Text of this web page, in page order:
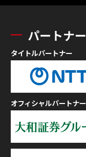
パートナー
タイトルパートナー
オフィシャルパートナー